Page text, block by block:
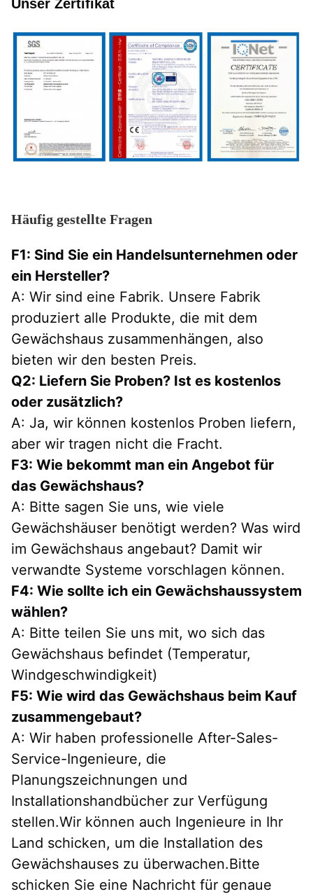
Unser Zertifikat
Häufig gestellte Fragen
F1: Sind Sie ein Handelsunternehmen oder
ein Hersteller?
A: Wir sind eine Fabrik. Unsere Fabrik
produziert alle Produkte, die mit dem
Gewächshaus zusammenhängen, also
bieten wir den besten Preis.
Q2: Liefern Sie Proben? Ist es kostenlos
oder zusätzlich?
A: Ja, wir können kostenlos Proben liefern,
aber wir tragen nicht die Fracht.
F3: Wie bekommt man ein Angebot für
das Gewächshaus?
A: Bitte sagen Sie uns, wie viele
Gewächshäuser benötigt werden? Was wird
im Gewächshaus angebaut? Damit wir
verwandte Systeme vorschlagen können.
F4: Wie sollte ich ein Gewächshaussystem
wählen?
A: Bitte teilen Sie uns mit, wo sich das
Gewächshaus befindet (Temperatur,
Windgeschwindigkeit)
F5: Wie wird das Gewächshaus beim Kauf
zusammengebaut?
A: Wir haben professionelle After-Sales-
Service-Ingenieure, die
Planungszeichnungen und
Installationshandbücher zur Verfügung
stellen.Wir können auch Ingenieure in Ihr
Land schicken, um die Installation des
Gewächshauses zu überwachen.Bitte
schicken Sie eine Nachricht für genaue